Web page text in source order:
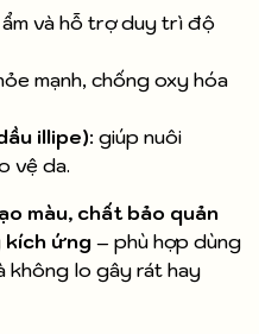
và hỗ trợ duy trì độ
mạnh, chống oxy hóa
illipe): giúp nuôi
vệ da.
màu, chất bảo quản
kích ứng – phù hợp dùng
không lo gây rát hay